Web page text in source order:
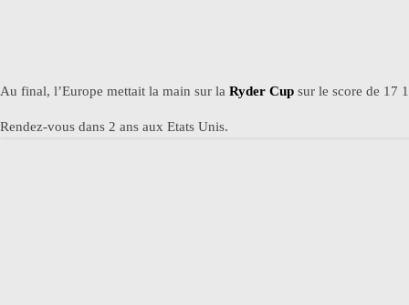
Au final, l’Europe mettait la main sur la Ryder Cup sur le score de 17
Rendez-vous dans 2 ans aux Etats Unis.